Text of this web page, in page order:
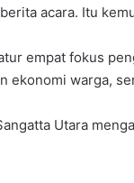
acara. Itu
empat fokus
ekonomi warga,
Utara